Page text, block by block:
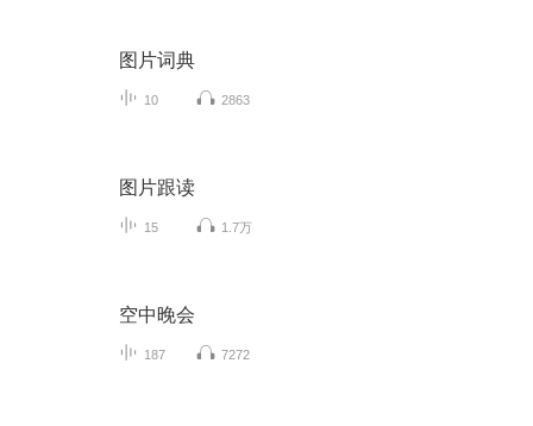
图片词典
10 2863
图片跟读
15 1.7万
空中晚会
187 7272